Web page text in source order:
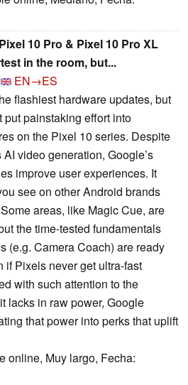
10 Pro & Pixel 10 Pro XL
in the room, but...
EN→ES
flashiest hardware updates, but
put painstaking effort into
on the Pixel 10 series. Despite
video generation, Google’s
improve user experiences. It
see on other Android brands
areas, like Magic Cue, are
the time-tested fundamentals
(e.g. Camera Coach) are ready
if Pixels never get ultra-fast
with such attention to the
lacks in raw power, Google
that power into perks that uplift
online, Muy largo, Fecha: